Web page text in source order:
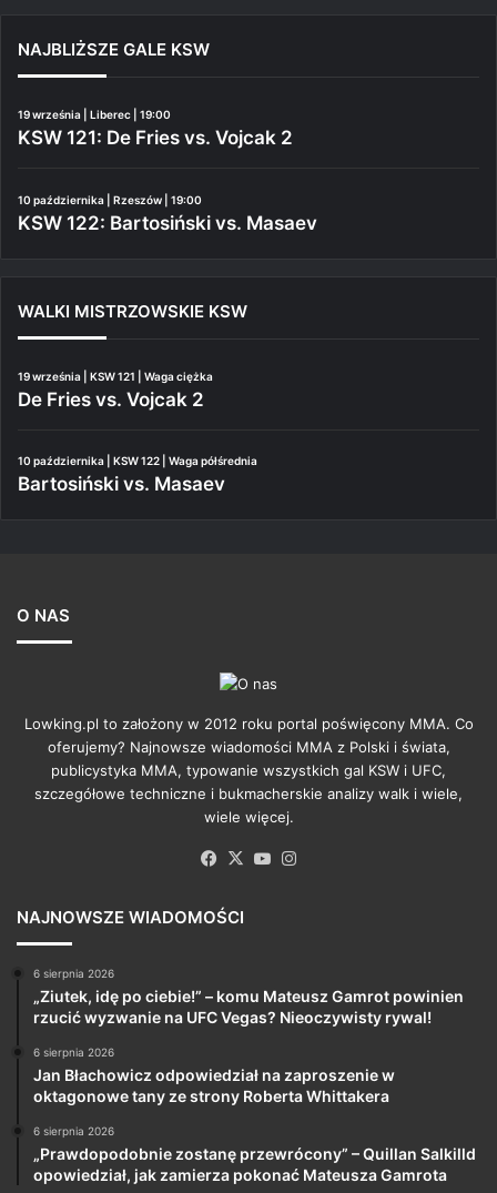
NAJBLIŻSZE GALE KSW
19 września | Liberec | 19:00
KSW 121: De Fries vs. Vojcak 2
10 października | Rzeszów | 19:00
KSW 122: Bartosiński vs. Masaev
WALKI MISTRZOWSKIE KSW
19 września | KSW 121 | Waga ciężka
De Fries vs. Vojcak 2
10 października | KSW 122 | Waga półśrednia
Bartosiński vs. Masaev
O NAS
Lowking.pl to założony w 2012 roku portal poświęcony MMA. Co
oferujemy? Najnowsze wiadomości MMA z Polski i świata,
publicystyka MMA, typowanie wszystkich gal KSW i UFC,
szczegółowe techniczne i bukmacherskie analizy walk i wiele,
wiele więcej.
Facebook
X YouTube
NAJNOWSZE WIADOMOŚCI
6 sierpnia 2026
„Ziutek, idę po ciebie!” – komu Mateusz Gamrot powinien
rzucić wyzwanie na UFC Vegas? Nieoczywisty rywal!
6 sierpnia 2026
Jan Błachowicz odpowiedział na zaproszenie w
oktagonowe tany ze strony Roberta Whittakera
6 sierpnia 2026
„Prawdopodobnie zostanę przewrócony” – Quillan Salkilld
opowiedział, jak zamierza pokonać Mateusza Gamrota